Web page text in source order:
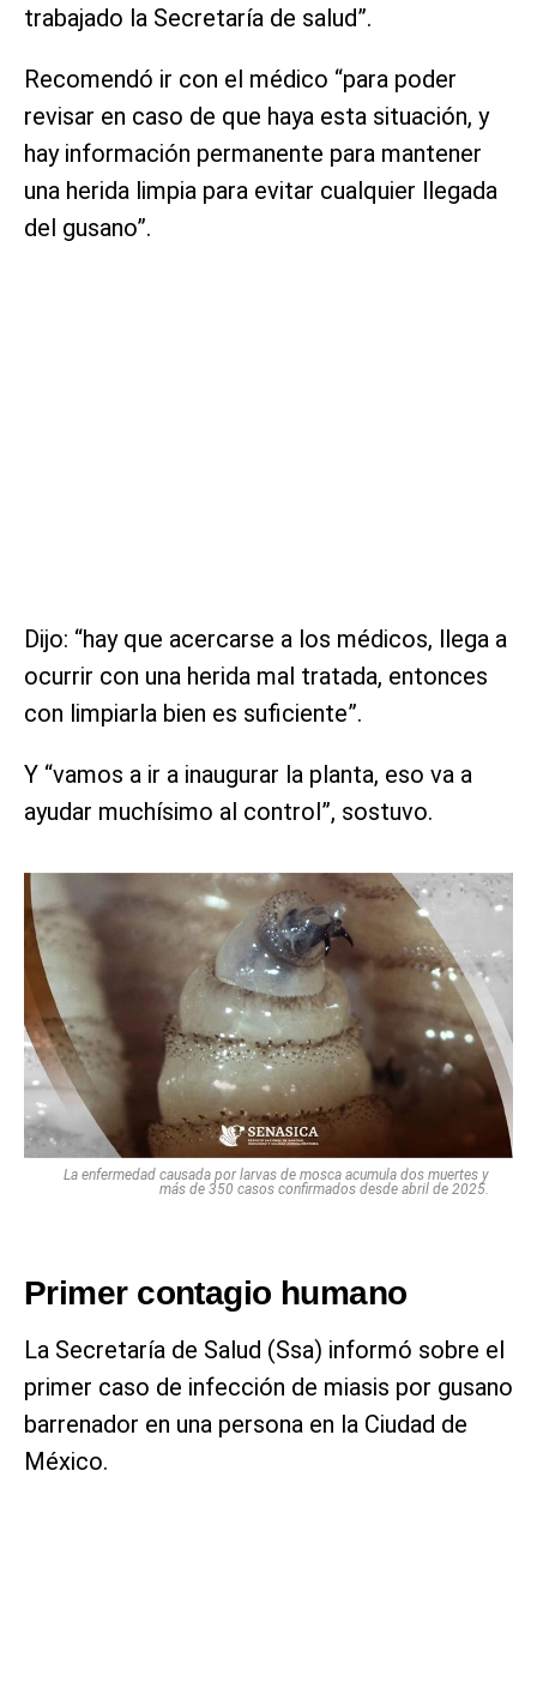
trabajado la Secretaría de salud”.
Recomendó ir con el médico “para poder
revisar en caso de que haya esta situación, y
hay información permanente para mantener
una herida limpia para evitar cualquier llegada
del gusano”.
Dijo: “hay que acercarse a los médicos, llega a
ocurrir con una herida mal tratada, entonces
con limpiarla bien es suficiente”.
Y “vamos a ir a inaugurar la planta, eso va a
ayudar muchísimo al control”, sostuvo.
La enfermedad causada por larvas de mosca acumula dos muertes y
más de 350 casos confirmados desde abril de 2025.
Primer contagio humano
La Secretaría de Salud (Ssa) informó sobre el
primer caso de infección de miasis por gusano
barrenador en una persona en la Ciudad de
México.